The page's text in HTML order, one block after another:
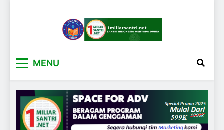
MENU